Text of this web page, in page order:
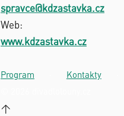
spravce@kdzastavka.cz
Web:
www.kdzastavka.cz
Program Kontakty
↑